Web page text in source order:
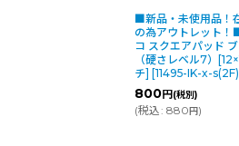
洗浄や軽い剥離作業に適したフロアパ
■新品・未使用品！
の為アウトレット！
コ スクエアパッド
（硬さレベル7）
チ] [11495-IK-x-s(2F)
800円 (税別)
(税込: 880 円)